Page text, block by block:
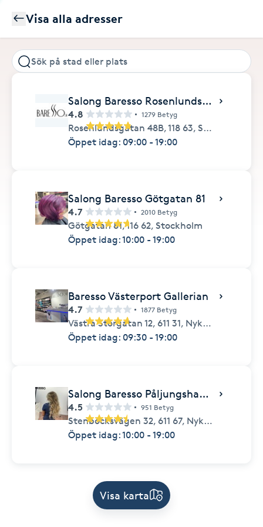
Visa alla adresser
Salong Baresso Rosenlundsgatan 48b
4.8 1279 Betyg
Rosenlundsgatan 48B,118 63, Stockholm
Öppet idag: 09:00 - 19:00
Salong Baresso Götgatan 81
4.7 2010 Betyg
Götgatan 81,116 62, Stockholm
Öppet idag: 10:00 - 19:00
Baresso Västerport Gallerian
4.7 1877 Betyg
Västra Storgatan 12, 611 31, Nyköping
Öppet idag: 09:30 - 19:00
Salong Baresso Påljungshage Gallerian
4.5 951 Betyg
Stenbocksvägen 32, 611 67, Nyköping
Öppet idag: 10:00 - 19:00
Visa karta